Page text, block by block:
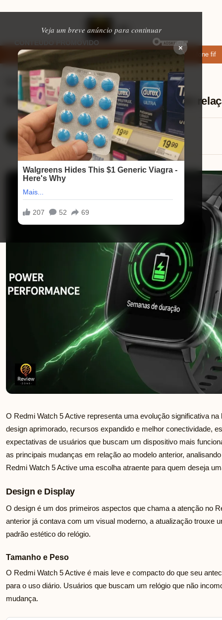
Veja um breve anúncio para continuar
×
apps de namoro que permitem enviar fotos e vídeos Microfone fifine
Smartwatchs ⏱ 9 min de leitura
Redmi Watch 5 Active o que muda em
Lucas Andrade
12/08/2025
O Redmi Watch 5 Active representa uma evolução significativa
design aprimorado, recursos expandido e melhor conectividade,
expectativas de usuários que buscam um dispositivo mais
as principais mudanças em relação ao modelo anterior,
Redmi Watch 5 Active uma escolha atraente para quem deseja
Design e Display
O design é um dos primeiros aspectos que chama a atenção no
anterior já contava com um visual moderno, a atualização trouxe
padrão estético do relógio.
Tamanho e Peso
O Redmi Watch 5 Active é mais leve e compacto do que seu
para o uso diário. Usuários que buscam um relógio que não
mudança.